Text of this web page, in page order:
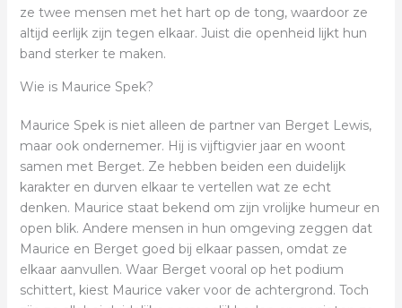
ze twee mensen met het hart op de tong, waardoor ze
altijd eerlijk zijn tegen elkaar. Juist die openheid lijkt hun
band sterker te maken.
Wie is Maurice Spek?
Maurice Spek is niet alleen de partner van Berget Lewis,
maar ook ondernemer. Hij is vijftigvier jaar en woont
samen met Berget. Ze hebben beiden een duidelijk
karakter en durven elkaar te vertellen wat ze echt
denken. Maurice staat bekend om zijn vrolijke humeur en
open blik. Andere mensen in hun omgeving zeggen dat
Maurice en Berget goed bij elkaar passen, omdat ze
elkaar aanvullen. Waar Berget vooral op het podium
schittert, kiest Maurice vaker voor de achtergrond. Toch